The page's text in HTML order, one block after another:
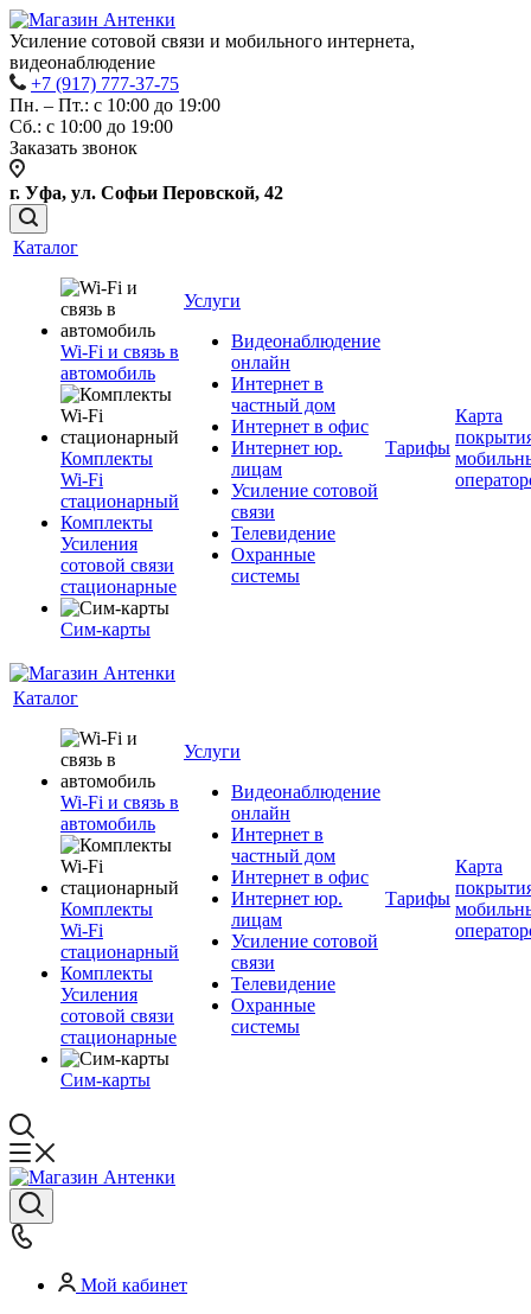
Усиление сотовой связи и мобильного интернета,
видеонаблюдение
+7 (917) 777-37-75
Пн. – Пт.: с 10:00 до 19:00
Сб.: с 10:00 до 19:00
Заказать звонок
г. Уфа, ул. Софьи Перовской, 42
Каталог
Wi-Fi и связь в
автомобиль
Комплекты
Wi-Fi
стационарный
Комплекты
Усиления
сотовой связи
стационарные
Сим-карты
Услуги
Видеонаблюдение
онлайн
Интернет в
частный дом
Интернет в офис
Интернет юр.
лицам
Усиление сотовой
связи
Телевидение
Охранные
системы
Тарифы
Карта
Каталог
Wi-Fi и связь в
автомобиль
Комплекты
Wi-Fi
стационарный
Комплекты
Усиления
сотовой связи
стационарные
Сим-карты
Услуги
Видеонаблюдение
онлайн
Интернет в
частный дом
Интернет в офис
Интернет юр.
лицам
Усиление сотовой
связи
Телевидение
Охранные
системы
Тарифы
Карта
Мой кабинет